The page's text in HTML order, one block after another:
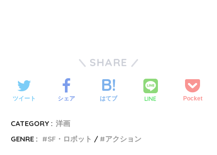
SHARE
ツイート シェア はてブ LINE Pocket
CATEGORY : 洋画
GENRE :
SF・ロボット アクション